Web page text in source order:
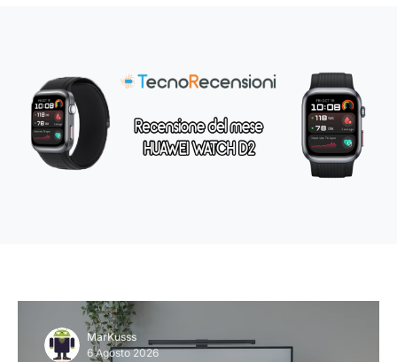
MarKusss
6 Agosto 2026